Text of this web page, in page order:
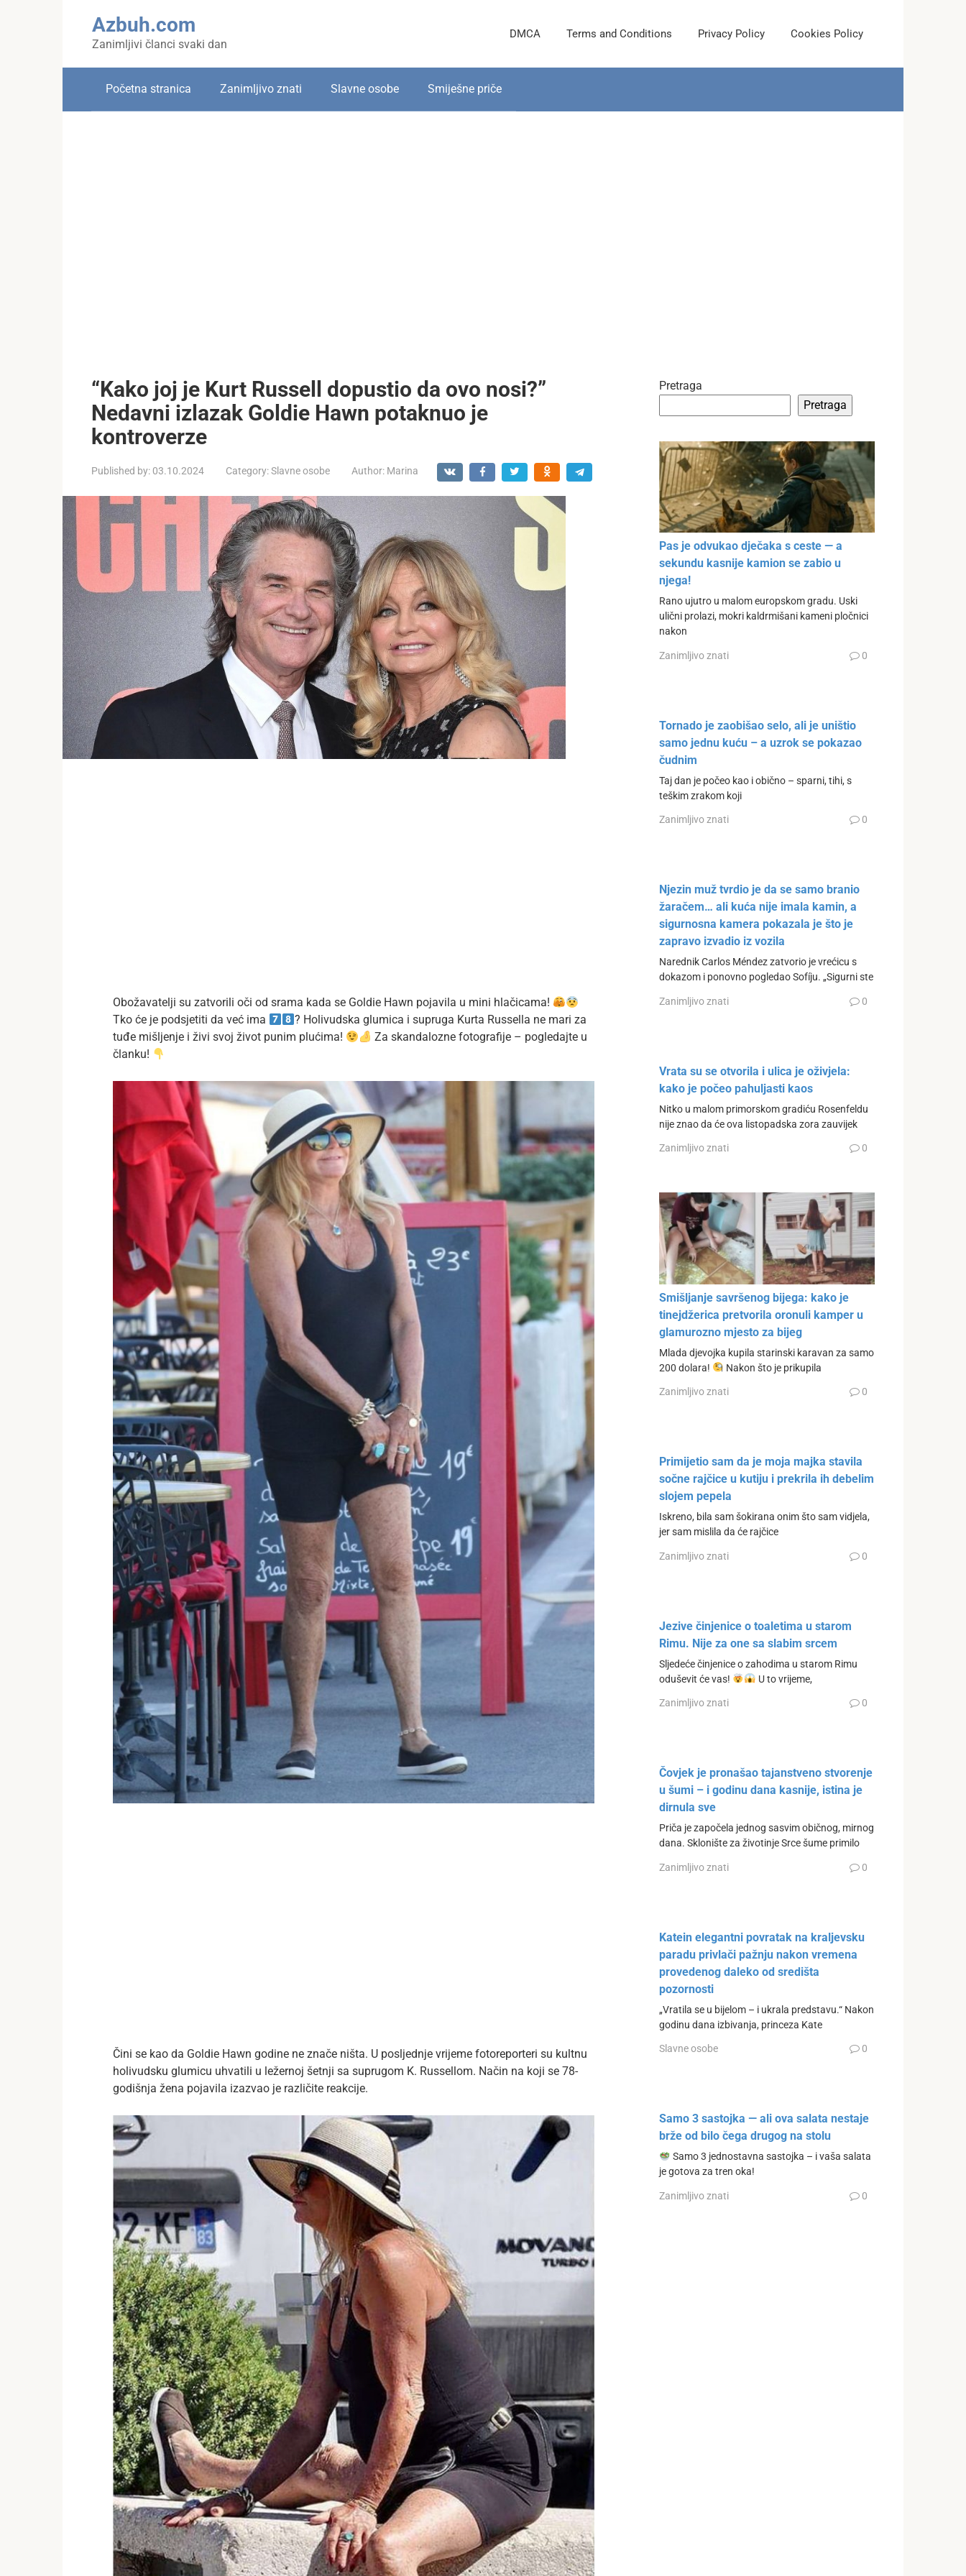
Azbuh.com
Zanimljivi članci svaki dan
DMCA Terms and Conditions Privacy Policy Cookies Policy
Početna stranica Zanimljivo znati Slavne osobe Smiješne priče
“Kako joj je Kurt Russell dopustio da ovo nosi?”
Nedavni izlazak Goldie Hawn potaknuo je
kontroverze
Published by: 03.10.2024 Category:Slavne osobe Author: Marina
Obožavatelji su zatvorili oči od srama kada se Goldie Hawn pojavila u mini hlačicama!
Tko će je podsjetiti da već ima
? Holivudska glumica i supruga Kurta Russella ne mari za
tuđe mišljenje i živi svoj život punim plućima!
Za skandalozne fotografije – pogledajte u
članku!
Čini se kao da Goldie Hawn godine ne znače ništa. U posljednje vrijeme fotoreporteri su kultnu
holivudsku glumicu uhvatili u ležernoj šetnji sa suprugom K. Russellom. Način na koji se 78-
godišnja žena pojavila izazvao je različite reakcije.
Pretraga
Pretraga
Pas je odvukao dječaka s ceste — a
sekundu kasnije kamion se zabio u
njega!
Rano ujutro u malom europskom gradu. Uski
ulični prolazi, mokri kaldrmišani kameni pločnici
nakon
Zanimljivo znati 0
Tornado je zaobišao selo, ali je uništio
samo jednu kuću – a uzrok se pokazao
čudnim
Taj dan je počeo kao i obično – sparni, tihi, s
teškim zrakom koji
Zanimljivo znati 0
Njezin muž tvrdio je da se samo branio
žaračem… ali kuća nije imala kamin, a
sigurnosna kamera pokazala je što je
zapravo izvadio iz vozila
Narednik Carlos Méndez zatvorio je vrećicu s
dokazom i ponovno pogledao Sofíju. „Sigurni ste
Zanimljivo znati 0
Vrata su se otvorila i ulica je oživjela:
kako je počeo pahuljasti kaos
Nitko u malom primorskom gradiću Rosenfeldu
nije znao da će ova listopadska zora zauvijek
Zanimljivo znati 0
Smišljanje savršenog bijega: kako je
tinejdžerica pretvorila oronuli kamper u
glamurozno mjesto za bijeg
Mlada djevojka kupila starinski karavan za samo
200 dolara!
Nakon što je prikupila
Zanimljivo znati 0
Primijetio sam da je moja majka stavila
sočne rajčice u kutiju i prekrila ih debelim
slojem pepela
Iskreno, bila sam šokirana onim što sam vidjela,
jer sam mislila da će rajčice
Zanimljivo znati 0
Jezive činjenice o toaletima u starom
Rimu. Nije za one sa slabim srcem
Sljedeće činjenice o zahodima u starom Rimu
oduševit će vas!
U to vrijeme,
Zanimljivo znati 0
Čovjek je pronašao tajanstveno stvorenje
u šumi – i godinu dana kasnije, istina je
dirnula sve
Priča je započela jednog sasvim običnog, mirnog
dana. Sklonište za životinje Srce šume primilo
Zanimljivo znati 0
Katein elegantni povratak na kraljevsku
paradu privlači pažnju nakon vremena
provedenog daleko od središta
pozornosti
„Vratila se u bijelom – i ukrala predstavu.“ Nakon
godinu dana izbivanja, princeza Kate
Slavne osobe 0
Samo 3 sastojka — ali ova salata nestaje
brže od bilo čega drugog na stolu
Samo 3 jednostavna sastojka – i vaša salata
je gotova za tren oka!
Zanimljivo znati 0